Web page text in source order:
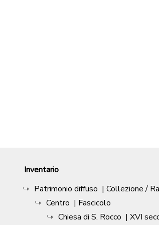
Inventario
Patrimonio diffuso | Collezione /
Centro | Fascicolo
Chiesa di S. Rocco | XVI